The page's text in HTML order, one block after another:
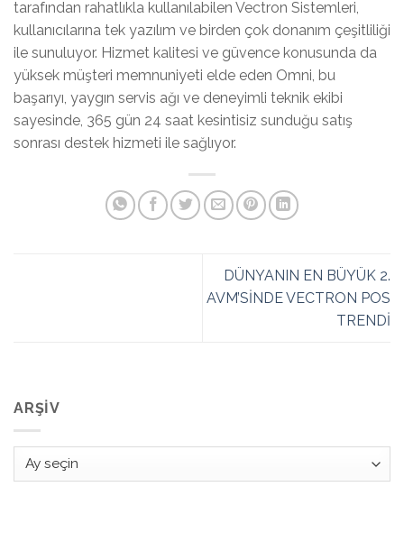
tarafından rahatlıkla kullanılabilen Vectron Sistemleri,
kullanıcılarına tek yazılım ve birden çok donanım çeşitliliği
ile sunuluyor. Hizmet kalitesi ve güvence konusunda da
yüksek müşteri memnuniyeti elde eden Omni, bu
başarıyı, yaygın servis ağı ve deneyimli teknik ekibi
sayesinde, 365 gün 24 saat kesintisiz sunduğu satış
sonrası destek hizmeti ile sağlıyor.
DÜNYANIN EN BÜYÜK 2.
AVM’SİNDE VECTRON POS
TRENDİ
ARŞIV
Arşiv